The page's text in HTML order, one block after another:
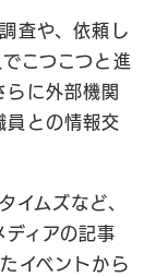
査や、依頼し
こつこつと進
らに外部機関
員との情報交
イムズなど、
ィアの記事
イベントから